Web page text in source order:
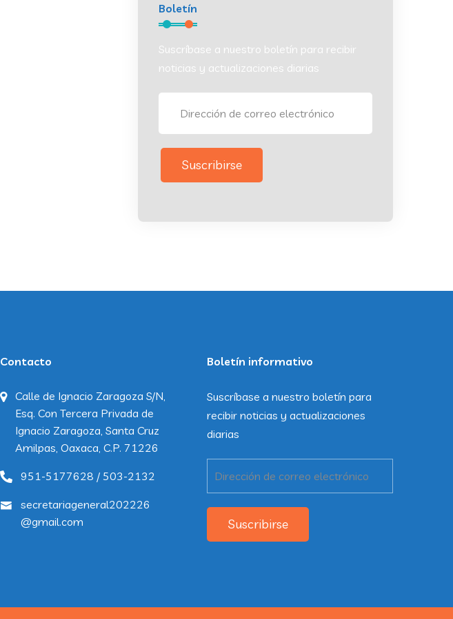
Boletín
Suscríbase a nuestro boletín para recibir
noticias y actualizaciones diarias
Suscribirse
Contacto
Calle de Ignacio Zaragoza S/N,
Esq. Con Tercera Privada de
Ignacio Zaragoza, Santa Cruz
Amilpas, Oaxaca, C.P. 71226
951-5177628 / 503-2132
secretariageneral202226
@gmail.com
Boletín informativo
Suscríbase a nuestro boletín para
recibir noticias y actualizaciones
diarias
Suscribirse